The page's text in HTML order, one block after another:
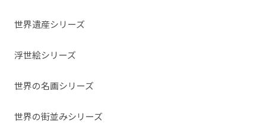
世界遺産シリーズ
浮世絵シリーズ
世界の名画シリーズ
世界の街並みシリーズ